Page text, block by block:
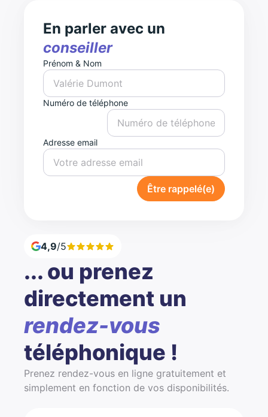
En parler avec un
conseiller
Prénom & Nom
Numéro de téléphone
Adresse email
Être rappelé(e)
4,9/5
... ou prenez
directement un
rendez-vous
téléphonique !
Prenez rendez-vous en ligne gratuitement et
simplement en fonction de vos disponibilités.